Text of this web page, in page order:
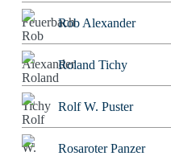
Rob Alexander
Roland Tichy
Rolf W. Puster
Rosaroter Panzer